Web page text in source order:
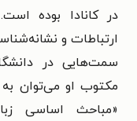
در کانادا بوده
ارتباطات و
سمت‌هایی در
مکتوب او می‌توان
«مباحث اساسی